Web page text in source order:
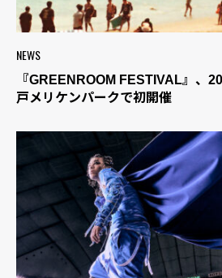
NEWS
『GREENROOM FESTIVAL』、
戸メリケンパークで初開催